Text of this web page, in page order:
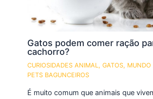
Gatos podem comer ração
cachorro?
CURIOSIDADES ANIMAL ,GATOS, MUNDO
PETS BAGUNCEIROS
É muito comum que animais que